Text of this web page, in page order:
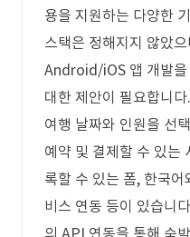
용을 지원하는 다양한
스택은 정해지지 않았
Android/iOS 앱 개발을
대한 제안이 필요합니
여행 날짜와 인원을 선
예약 및 결제할 수 있는
록할 수 있는 폼, 한국
비스 연동 등이 있습니
의 API 연동을 통해 숙